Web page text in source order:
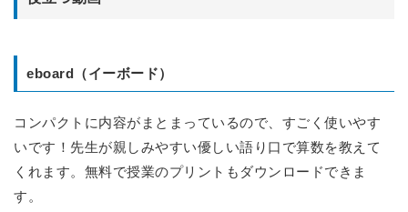
eboard（イーボード）
コンパクトに内容がまとまっているので、すごく使いやす
いです！先生が親しみやすい優しい語り口で算数を教えて
くれます。無料で授業のプリントもダウンロードできま
す。